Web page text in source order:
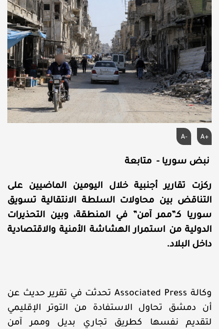
A+
A-
نبض سوريا - متابعة
ركزت تقارير أجنبية خلال اليومين الماضيين على
التناقض بين محاولات السلطة الانتقالية تسويق
سوريا كـ”ممر آمن” في المنطقة، وبين التحذيرات
الدولية من استمرار الهشاشة الأمنية والاقتصادية
داخل البلاد.
وكالة Associated Press تحدثت في تقرير حديث عن
أن دمشق تحاول الاستفادة من التوتر الإقليمي
لتقديم نفسها كطريق تجاري بديل وممر آمن